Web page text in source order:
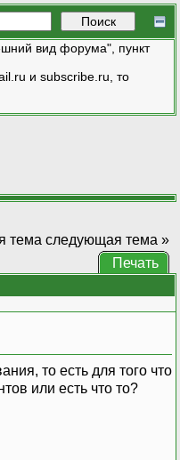
вид форума", пункт
и subscribe.ru, то
тема следующая тема »
Печать
то есть для того что
или есть что то?